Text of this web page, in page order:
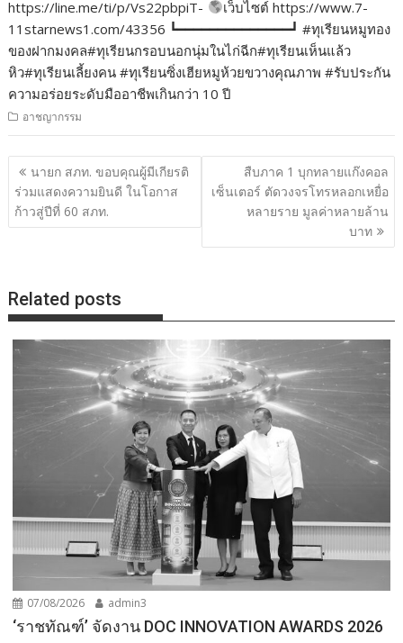
https://line.me/ti/p/Vs22pbpiT-
เว็บไซต์ https://www.7-
11starnews1.com/43356 ┗━━━━━━━━━━━━━━┛ #ทุเรียนหมูทอง
ของฝากมงคล#ทุเรียนกรอบนอกนุ่มในไก่ฉีก#ทุเรียนเห็นแล้ว
หิว#ทุเรียนเลี้ยงคน #ทุเรียนซิ่งเฮียหมูห้วยขวางคุณภาพ #รับประกัน
ความอร่อยระดับมืออาชีพเกินกว่า 10 ปี
อาชญากรรม
แนะแนว
เรื่อง
นายก สภท. ขอบคุณผู้มีเกียรติ
ร่วมแสดงความยินดี ในโอกาส
ก้าวสู่ปีที่ 60 สภท.
สืบภาค 1 บุกทลายแก๊งคอล
เซ็นเตอร์ ตัดวงจรโทรหลอกเหยื่อ
หลายราย มูลค่าหลายล้าน
บาท
Related posts
07/08/2026 admin3
‘ราชทัณฑ์’ จัดงาน DOC INNOVATION AWARDS 2026